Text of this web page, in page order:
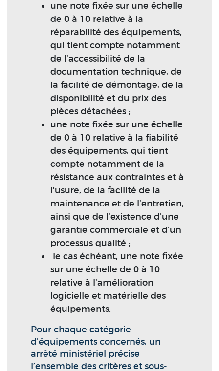
une note fixée sur une échelle
de 0 à 10 relative à la
réparabilité des équipements,
qui tient compte notamment
de l’accessibilité de la
documentation technique, de
la facilité de démontage, de la
disponibilité et du prix des
pièces détachées ;
une note fixée sur une échelle
de 0 à 10 relative à la fiabilité
des équipements, qui tient
compte notamment de la
résistance aux contraintes et à
l’usure, de la facilité de la
maintenance et de l’entretien,
ainsi que de l’existence d’une
garantie commerciale et d’un
processus qualité ;
le cas échéant, une note fixée
sur une échelle de 0 à 10
relative à l’amélioration
logicielle et matérielle des
équipements.
Pour chaque catégorie
d’équipements concernés, un
arrêté ministériel précise
l’ensemble des critères et sous-